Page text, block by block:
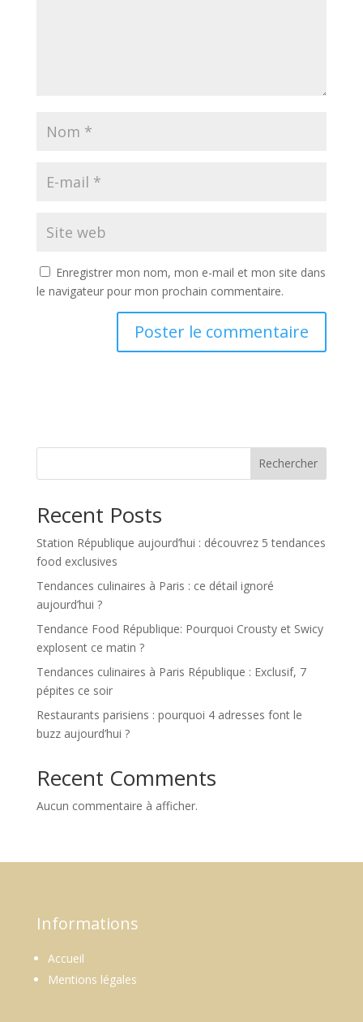
Enregistrer mon nom, mon e-mail et mon site dans
le navigateur pour mon prochain commentaire.
Rechercher
Recent Posts
Station République aujourd’hui : découvrez 5 tendances
food exclusives
Tendances culinaires à Paris : ce détail ignoré
aujourd’hui ?
Tendance Food République: Pourquoi Crousty et Swicy
explosent ce matin ?
Tendances culinaires à Paris République : Exclusif, 7
pépites ce soir
Restaurants parisiens : pourquoi 4 adresses font le
buzz aujourd’hui ?
Recent Comments
Aucun commentaire à afficher.
Informations
Accueil
Mentions légales